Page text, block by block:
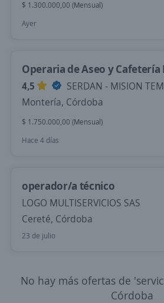
$ 1.300.000,00 (Mensual)
Ayer
Operaria de Aseo y
4,5
SERDAN - MISION
Montería, Córdoba
$ 1.750.000,00 (Mensual)
Hace 4 días
operador/a técnico
LOGO MULTISERVICIOS SAS
Cereté, Córdoba
23 de julio
No hay más ofertas de
Córdoba